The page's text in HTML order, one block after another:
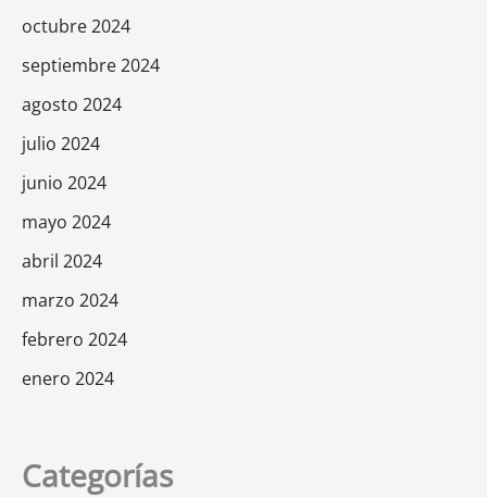
octubre 2024
septiembre 2024
agosto 2024
julio 2024
junio 2024
mayo 2024
abril 2024
marzo 2024
febrero 2024
enero 2024
Categorías